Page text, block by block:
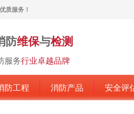
质服务！
防维保与检测
服务行业卓越品牌
防工程 消防产品 安全评